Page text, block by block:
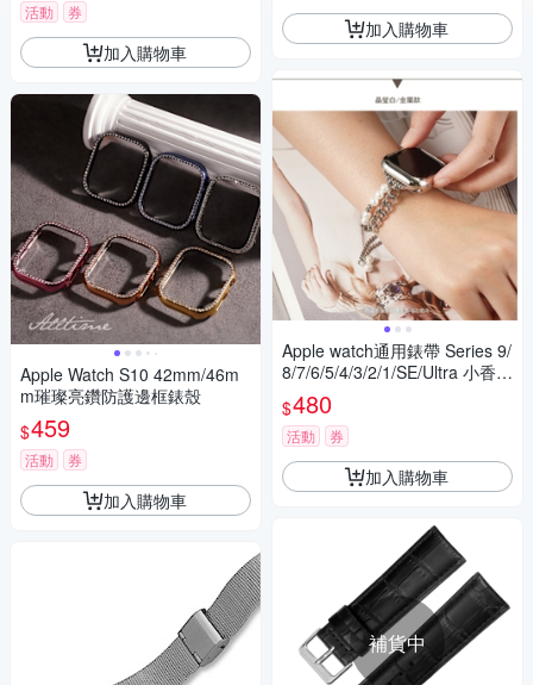
活動 券
加入購物車
Apple Watch S10 42mm/46m
m璀璨亮鑽防護邊框錶殼
$459
活動 券
加入購物車
加入購物車
Apple watch通用錶帶 Series 9/
8/7/6/5/4/3/2/1/SE/Ultra 小香皮
革拼接珍珠飾品錶帶
$480
活動 券
加入購物車
補貨中